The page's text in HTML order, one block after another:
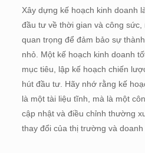
Xây dựng kế hoạch kinh doanh
đầu tư về thời gian và công
quan trọng để đảm bảo sự
nhỏ. Một kế hoạch kinh doanh
mục tiêu, lập kế hoạch chiến
hút đầu tư. Hãy nhớ rằng kế
là một tài liệu tĩnh, mà là một
cập nhật và điều chỉnh thường
thay đổi của thị trường và doanh